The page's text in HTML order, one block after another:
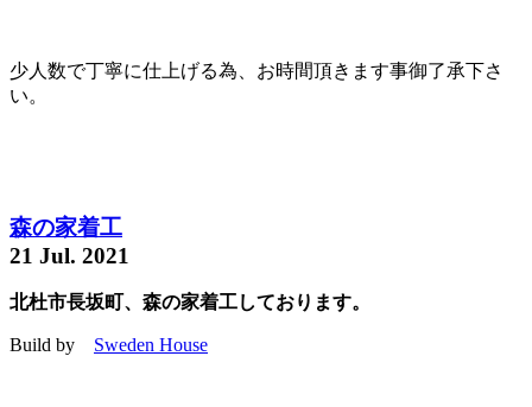
少人数で丁寧に仕上げる為、お時間頂きます事御了承下さ
い。
森の家着工
21 Jul. 2021
北杜市長坂町、森の家着工しております。
Build by Sweden House